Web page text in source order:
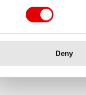
Deny
En savoir plus